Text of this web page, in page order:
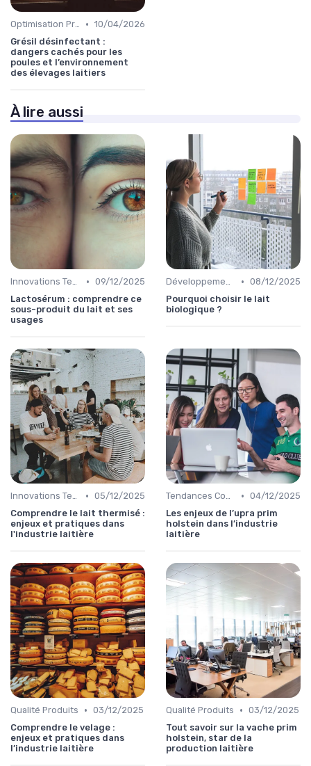
Optimisation Production • 10/04/2026
Grésil désinfectant :
dangers cachés pour les
poules et l’environnement
des élevages laitiers
À lire aussi
Innovations Technologiques • 09/12/2025
Lactosérum : comprendre ce
sous-produit du lait et ses
usages
Développement Durable • 08/12/2025
Pourquoi choisir le lait
biologique ?
Innovations Technologiques • 05/12/2025
Comprendre le lait thermisé :
enjeux et pratiques dans
l'industrie laitière
Tendances Consommation • 04/12/2025
Les enjeux de l’upra prim
holstein dans l’industrie
laitière
Qualité Produits • 03/12/2025
Comprendre le velage :
enjeux et pratiques dans
l’industrie laitière
Qualité Produits • 03/12/2025
Tout savoir sur la vache prim
holstein, star de la
production laitière